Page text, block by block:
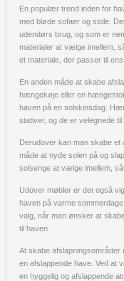
En populær trend inden for
med bløde sofaer og stole.
udendørs brug, og som er
materialer at vælge imellem,
et materiale, der passer til ens
En anden måde at skabe
hængekøje eller en
haven på en solskinsdag.
stativer, og de er velegnede
Derudover kan man skabe et
måde at nyde solen på og
solsenge at vælge imellem,
Udover møbler er det også
haven på varme
valg, når man ønsker at
til haven.
At skabe
en afslappende have. Ved at
en hyggelig og afslappende